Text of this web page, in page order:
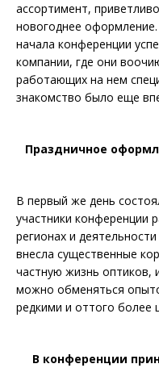
ассортимент,
новогоднее
начала конференции
компании, где они
работающих на нем
знакомство было еще
Праздничное
В первый же день
участники конференции
регионах и
внесла существенные
частную жизнь оптиков,
можно обменяться
редкими и оттого более
В конференции